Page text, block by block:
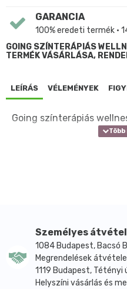
GARANCIA
100% eredeti termék •
GOING SZÍNTERÁPIÁS
TERMÉK VÁSÁRLÁSA,
LEÍRÁS VÉLEMÉNYEK
Going színterápiás
Személyes
1084 Budapest, Bacsó
Megrendelések átvétele
1119 Budapest, Tétényi
Helyszíni vásárlás és